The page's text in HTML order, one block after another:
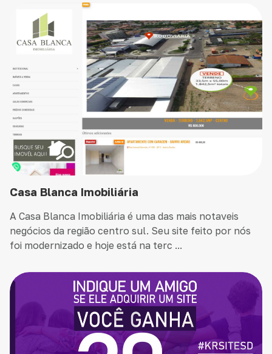
Casa Blanca Imobiliária
A Casa Blanca Imobiliária é uma das mais notaveis
negócios da região centro sul. Seu site feito por nós
foi modernizado e hoje está na terc ...